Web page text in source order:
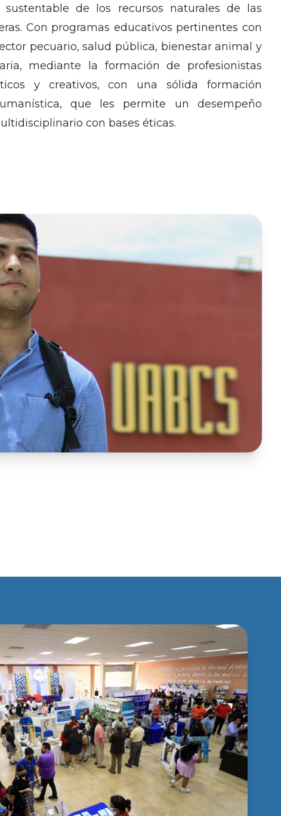
sustentable de los recursos naturales de las
Con programas educativos pertinentes con
pecuario, salud pública, bienestar animal y
mediante la formación de profesionistas
y creativos, con una sólida formación
que les permite un desempeño
con bases éticas.